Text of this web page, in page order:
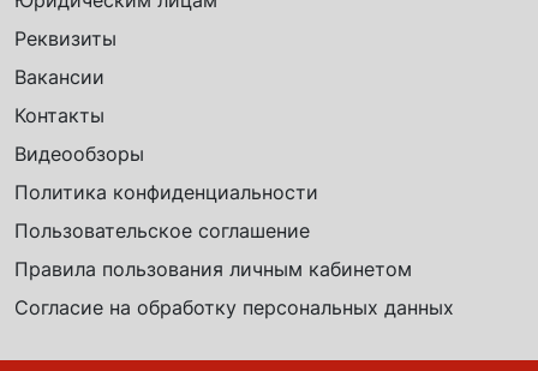
Реквизиты
Вакансии
Контакты
Видеообзоры
Политика конфиденциальности
Пользовательское соглашение
Правила пользования личным кабинетом
Согласие на обработку персональных данных